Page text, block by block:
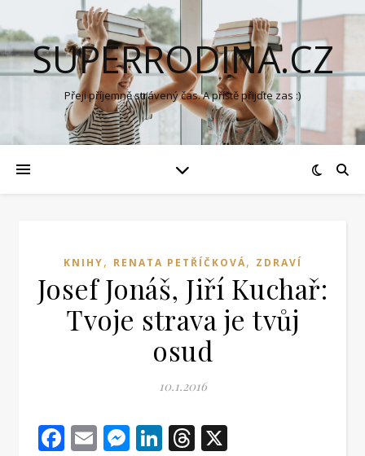
SUPERRODINA.CZ
Přeji příjemně strávený čas. A příště přijďte zas :)
KNIHY, RENATA PETŘÍČKOVÁ, ZDRAVÍ
Josef Jonáš, Jiří Kuchař:
Tvoje strava je tvůj
osud
10.1.2016
Facebook
EmailMessenger
LinkedIn
Threads